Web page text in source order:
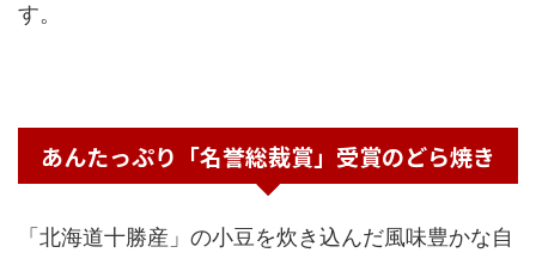
す。
あんたっぷり「名誉総裁賞」受賞のどら焼き
「北海道十勝産」の小豆を炊き込んだ風味豊かな自